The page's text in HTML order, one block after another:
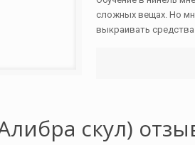
сложных вещах. Но
выкраивать
скул)